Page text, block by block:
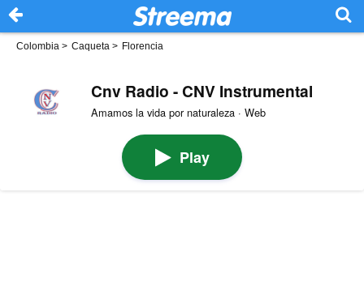
Colombia > Caqueta > Florencia
Cnv Radio - CNV Instrumental
Amamos la vida por naturaleza · Web
Play